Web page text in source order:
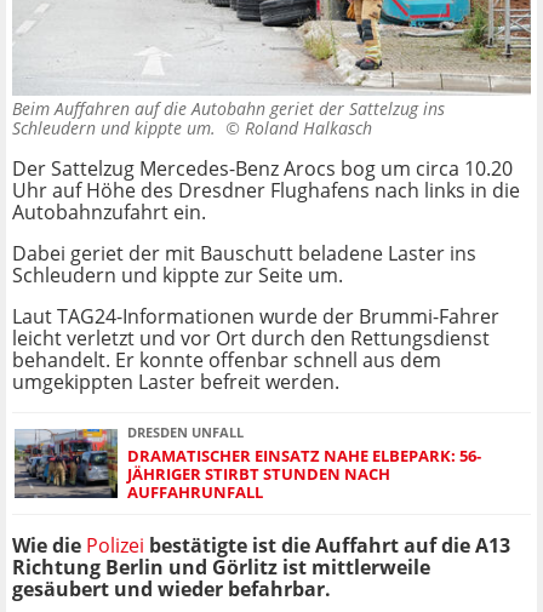
Beim Auffahren auf die Autobahn geriet der Sattelzug ins
Schleudern und kippte um. © Roland Halkasch
Der Sattelzug Mercedes-Benz Arocs bog um circa 10.20
Uhr auf Höhe des Dresdner Flughafens nach links in die
Autobahnzufahrt ein.
Dabei geriet der mit Bauschutt beladene Laster ins
Schleudern und kippte zur Seite um.
Laut TAG24-Informationen wurde der Brummi-Fahrer
leicht verletzt und vor Ort durch den Rettungsdienst
behandelt. Er konnte offenbar schnell aus dem
umgekippten Laster befreit werden.
DRESDEN UNFALL
DRAMATISCHER EINSATZ NAHE ELBEPARK: 56-
JÄHRIGER STIRBT STUNDEN NACH
AUFFAHRUNFALL
Wie die Polizei bestätigte ist die Auffahrt auf die A13
Richtung Berlin und Görlitz ist mittlerweile
gesäubert und wieder befahrbar.